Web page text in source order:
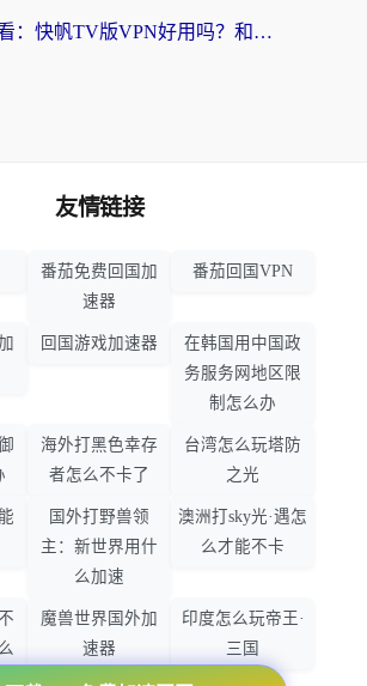
海外党必看：快帆TV版VPN好用吗？和hi龟龟VPN对比哪个回国效果更好？附免费加速器选择指南
友情链接
番茄免费回国加
速器
番茄回国VPN
回国游戏加速器
在韩国用中国政
务服务网地区限
制怎么办
海外打黑色幸存
者怎么不卡了
台湾怎么玩塔防
之光
国外打野兽领
主：新世界用什
么加速
澳洲打sky光·遇怎
么才能不卡
魔兽世界国外加
速器
印度怎么玩帝王·
三国